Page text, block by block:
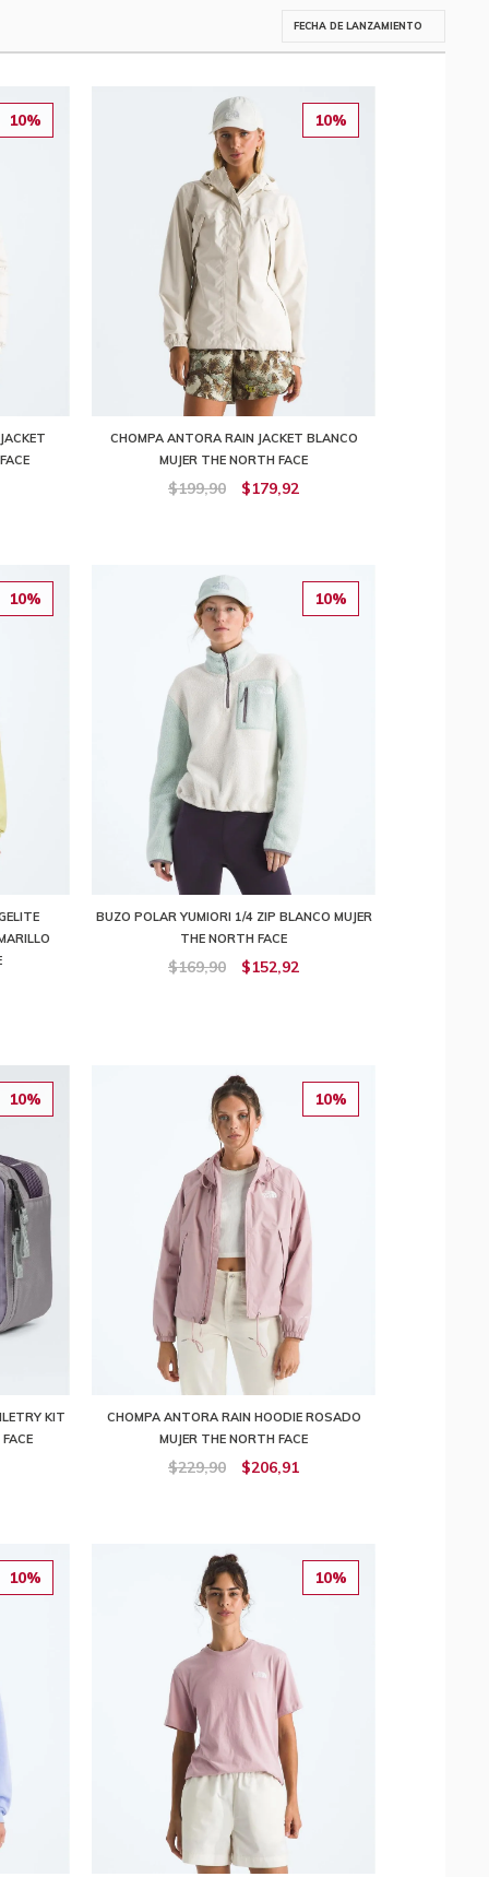
10% 10%
CHOMPA ANTORA RAIN JACKET BLANCO
MUJER THE NORTH FACE
$199,90 $179,92
10% 10%
BUZO POLAR YUMIORI 1/4 ZIP BLANCO MUJER
THE NORTH FACE
$169,90 $152,92
10%
KIT
10%
CHOMPA ANTORA RAIN HOODIE ROSADO
MUJER THE NORTH FACE
$229,90 $206,91
10% 10%